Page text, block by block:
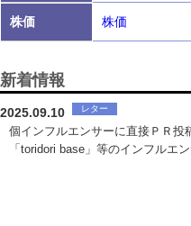
株価 株価
新着情報
2025.09.10 レター
個インフルエンサーに直接ＰＲ投
「toridori base」等のインフルエ